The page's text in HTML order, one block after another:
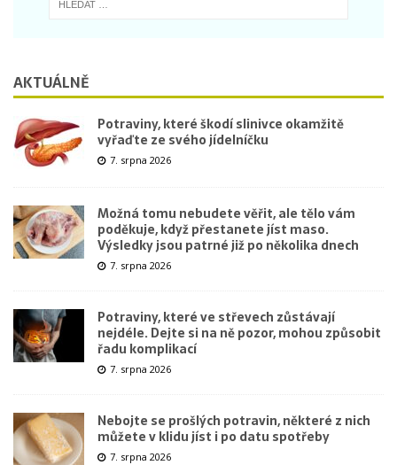
AKTUÁLNĚ
Potraviny, které škodí slinivce okamžitě
vyřaďte ze svého jídelníčku
7. srpna 2026
Možná tomu nebudete věřit, ale tělo vám
poděkuje, když přestanete jíst maso.
Výsledky jsou patrné již po několika dnech
7. srpna 2026
Potraviny, které ve střevech zůstávají
nejdéle. Dejte si na ně pozor, mohou způsobit
řadu komplikací
7. srpna 2026
Nebojte se prošlých potravin, některé z nich
můžete v klidu jíst i po datu spotřeby
7. srpna 2026